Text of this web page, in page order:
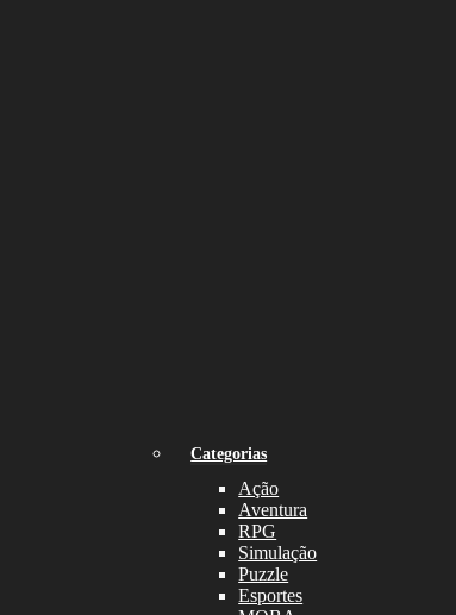
Categorias
Ação
Aventura
RPG
Simulação
Puzzle
Esportes